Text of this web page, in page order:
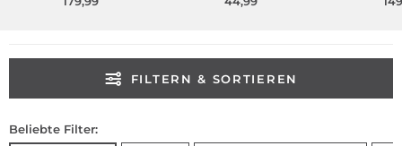
FILTERN & SORTIEREN
Beliebte Filter: